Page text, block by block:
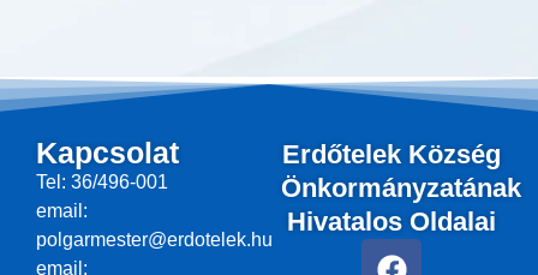
Kapcsolat
Tel: 36/496-001
email:
polgarmester@erdotelek.hu
email:
Erdőtelek Község
Önkormányzatának
Hivatalos Oldalai
F